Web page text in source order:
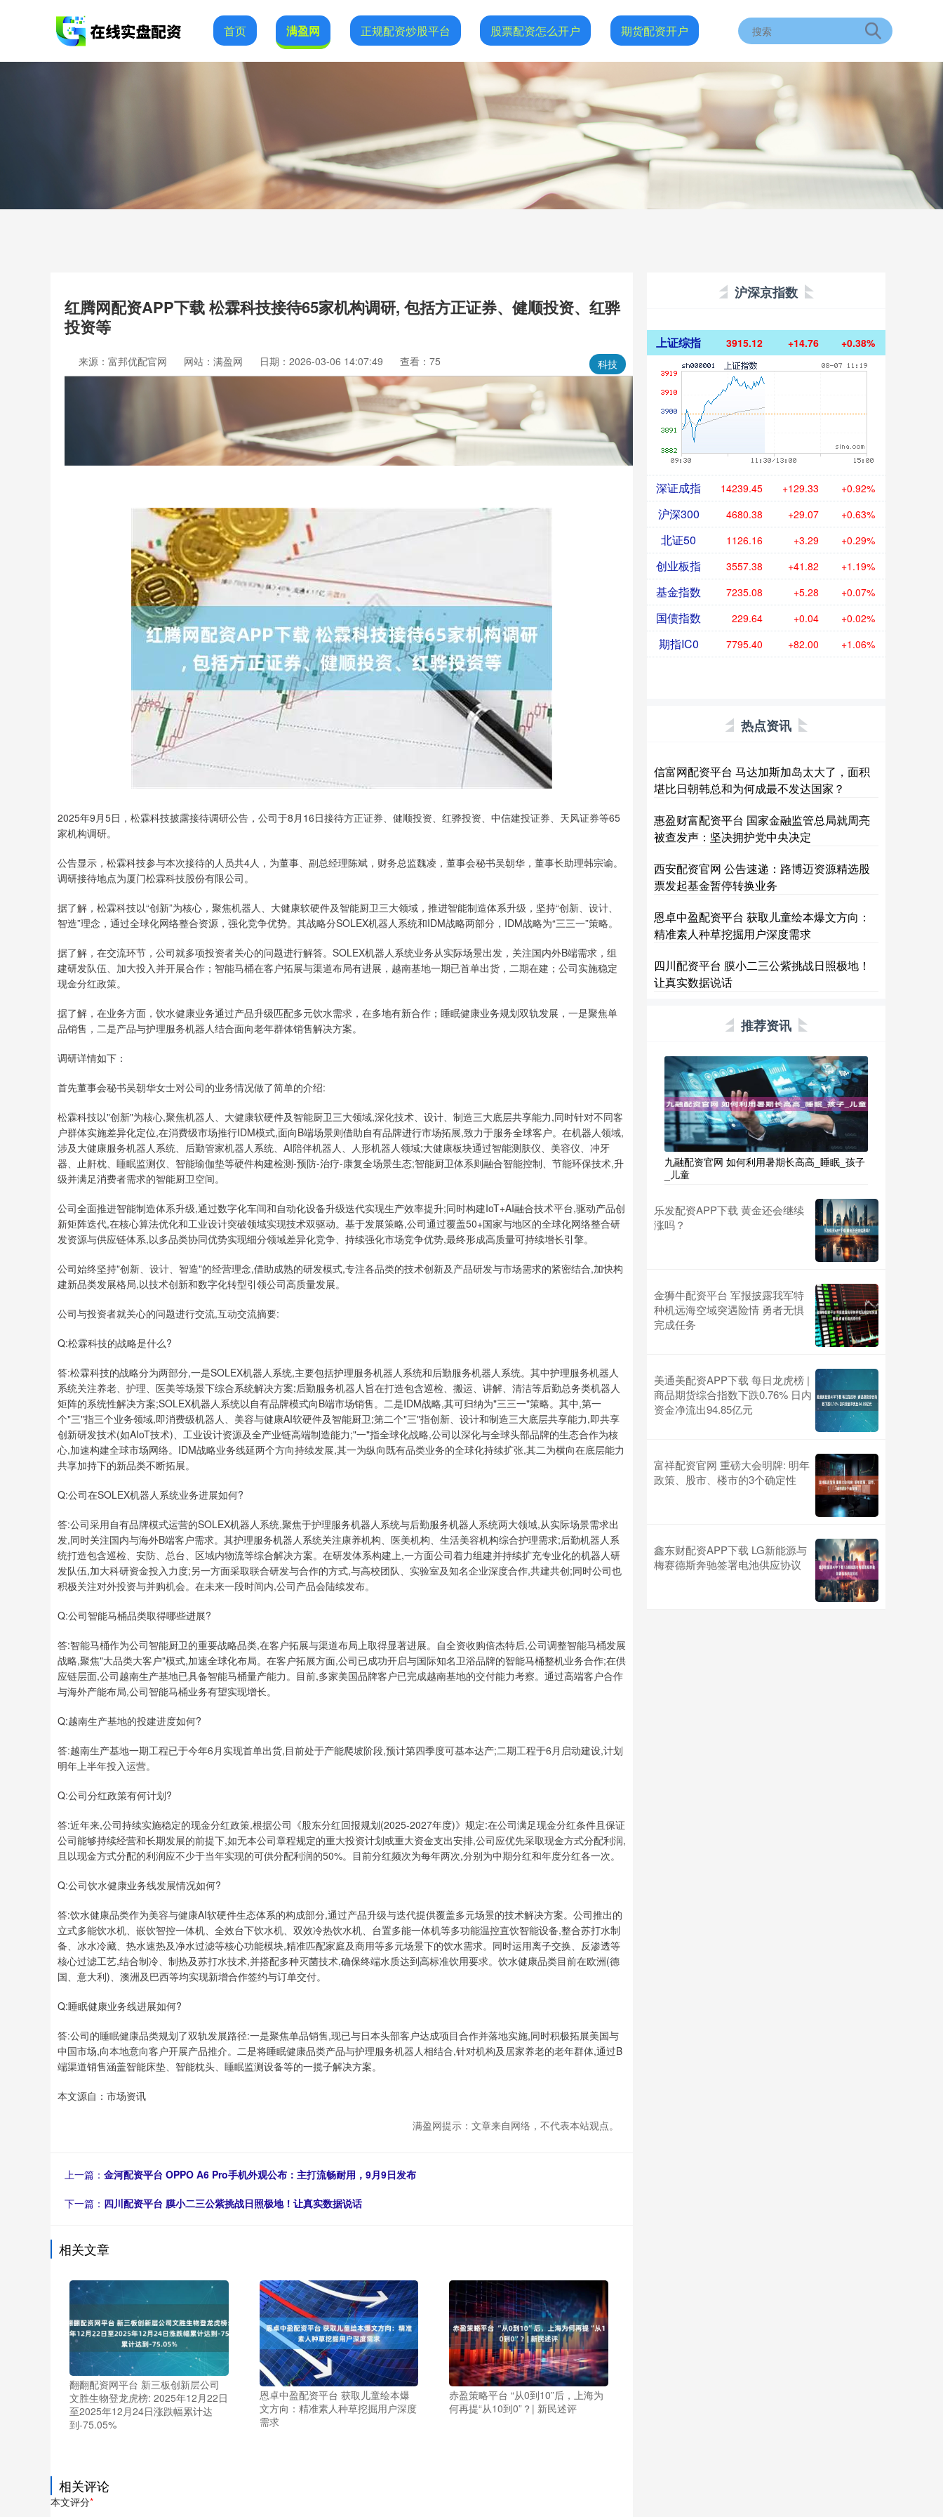
首页 满盈网 正规配资炒股平台 股票配资怎么开户 期货配资开户
红腾网配资APP下载 松霖科技接待65家机构调研, 包括方正证券、健顺投资、红骅
投资等
科技
来源：富邦优配官网 网站：满盈网 日期：2026-03-06 14:07:49 查看：75
2025年9月5日，松霖科技披露接待调研公告，公司于8月16日接待方正证券、健顺投资、红骅投资、中信建投证券、天风证券等65
家机构调研。
公告显示，松霖科技参与本次接待的人员共4人，为董事、副总经理陈斌，财务总监魏凌，董事会秘书吴朝华，董事长助理韩宗谕。
调研接待地点为厦门松霖科技股份有限公司。
据了解，松霖科技以“创新”为核心，聚焦机器人、大健康软硬件及智能厨卫三大领域，推进智能制造体系升级，坚持“创新、设计、
智造”理念，通过全球化网络整合资源，强化竞争优势。其战略分SOLEX机器人系统和IDM战略两部分，IDM战略为“三三一”策略。
据了解，在交流环节，公司就多项投资者关心的问题进行解答。SOLEX机器人系统业务从实际场景出发，关注国内外B端需求，组
建研发队伍、加大投入并开展合作；智能马桶在客户拓展与渠道布局有进展，越南基地一期已首单出货，二期在建；公司实施稳定
现金分红政策。
据了解，在业务方面，饮水健康业务通过产品升级匹配多元饮水需求，在多地有新合作；睡眠健康业务规划双轨发展，一是聚焦单
品销售，二是产品与护理服务机器人结合面向老年群体销售解决方案。
调研详情如下：
首先董事会秘书吴朝华女士对公司的业务情况做了简单的介绍:
松霖科技以"创新"为核心,聚焦机器人、大健康软硬件及智能厨卫三大领域,深化技术、设计、制造三大底层共享能力,同时针对不同客
户群体实施差异化定位,在消费级市场推行IDM模式,面向B端场景则借助自有品牌进行市场拓展,致力于服务全球客户。在机器人领域,
涉及大健康服务机器人系统、后勤管家机器人系统、AI陪伴机器人、人形机器人领域;大健康板块通过智能测肤仪、美容仪、冲牙
器、止鼾枕、睡眠监测仪、智能瑜伽垫等硬件构建检测-预防-治疗-康复全场景生态;智能厨卫体系则融合智能控制、节能环保技术,升
级并满足消费者需求的智能厨卫空间。
公司全面推进智能制造体系升级,通过数字化车间和自动化设备升级迭代实现生产效率提升;同时构建IoT+AI融合技术平台,驱动产品创
新矩阵迭代,在核心算法优化和工业设计突破领域实现技术双驱动。基于发展策略,公司通过覆盖50+国家与地区的全球化网络整合研
发资源与供应链体系,以多品类协同优势实现细分领域差异化竞争、持续强化市场竞争优势,最终形成高质量可持续增长引擎。
公司始终坚持"创新、设计、智造"的经营理念,借助成熟的研发模式,专注各品类的技术创新及产品研发与市场需求的紧密结合,加快构
建新品类发展格局,以技术创新和数字化转型引领公司高质量发展。
公司与投资者就关心的问题进行交流,互动交流摘要:
Q:松霖科技的战略是什么?
答:松霖科技的战略分为两部分,一是SOLEX机器人系统,主要包括护理服务机器人系统和后勤服务机器人系统。其中护理服务机器人
系统关注养老、护理、医美等场景下综合系统解决方案;后勤服务机器人旨在打造包含巡检、搬运、讲解、清洁等后勤总务类机器人
矩阵的系统性解决方案;SOLEX机器人系统以自有品牌模式向B端市场销售。二是IDM战略,其可归纳为"三三一"策略。其中,第一
个"三"指三个业务领域,即消费级机器人、美容与健康AI软硬件及智能厨卫;第二个"三"指创新、设计和制造三大底层共享能力,即共享
创新研发技术(如AIoT技术)、工业设计资源及全产业链高端制造能力;"一"指全球化战略,公司以深化与全球头部品牌的生态合作为核
心,加速构建全球市场网络。IDM战略业务线延两个方向持续发展,其一为纵向既有品类业务的全球化持续扩张,其二为横向在底层能力
共享加持下的新品类不断拓展。
Q:公司在SOLEX机器人系统业务进展如何?
答:公司采用自有品牌模式运营的SOLEX机器人系统,聚焦于护理服务机器人系统与后勤服务机器人系统两大领域,从实际场景需求出
发,同时关注国内与海外B端客户需求。其护理服务机器人系统关注康养机构、医美机构、生活美容机构综合护理需求;后勤机器人系
统打造包含巡检、安防、总台、区域内物流等综合解决方案。在研发体系构建上,一方面公司着力组建并持续扩充专业化的机器人研
发队伍,加大科研资金投入力度;另一方面采取联合研发与合作的方式,与高校团队、实验室及知名企业深度合作,共建共创;同时公司也
积极关注对外投资与并购机会。在未来一段时间内,公司产品会陆续发布。
Q:公司智能马桶品类取得哪些进展?
答:智能马桶作为公司智能厨卫的重要战略品类,在客户拓展与渠道布局上取得显著进展。自全资收购倍杰特后,公司调整智能马桶发展
战略,聚焦"大品类大客户"模式,加速全球化布局。在客户拓展方面,公司已成功开启与国际知名卫浴品牌的智能马桶整机业务合作;在供
应链层面,公司越南生产基地已具备智能马桶量产能力。目前,多家美国品牌客户已完成越南基地的交付能力考察。通过高端客户合作
与海外产能布局,公司智能马桶业务有望实现增长。
Q:越南生产基地的投建进度如何?
答:越南生产基地一期工程已于今年6月实现首单出货,目前处于产能爬坡阶段,预计第四季度可基本达产;二期工程于6月启动建设,计划
明年上半年投入运营。
Q:公司分红政策有何计划?
答:近年来,公司持续实施稳定的现金分红政策,根据公司《股东分红回报规划(2025-2027年度)》规定:在公司满足现金分红条件且保证
公司能够持续经营和长期发展的前提下,如无本公司章程规定的重大投资计划或重大资金支出安排,公司应优先采取现金方式分配利润,
且以现金方式分配的利润应不少于当年实现的可供分配利润的50%。目前分红频次为每年两次,分别为中期分红和年度分红各一次。
Q:公司饮水健康业务线发展情况如何?
答:饮水健康品类作为美容与健康AI软硬件生态体系的构成部分,通过产品升级与迭代提供覆盖多元场景的技术解决方案。公司推出的
立式多能饮水机、嵌饮智控一体机、全效台下饮水机、双效冷热饮水机、台置多能一体机等多功能温控直饮智能设备,整合苏打水制
备、冰水冷藏、热水速热及净水过滤等核心功能模块,精准匹配家庭及商用等多元场景下的饮水需求。同时运用离子交换、反渗透等
核心过滤工艺,结合制冷、制热及苏打水技术,并搭配多种灭菌技术,确保终端水质达到高标准饮用要求。饮水健康品类目前在欧洲(德
国、意大利)、澳洲及巴西等均实现新增合作签约与订单交付。
Q:睡眠健康业务线进展如何?
答:公司的睡眠健康品类规划了双轨发展路径:一是聚焦单品销售,现已与日本头部客户达成项目合作并落地实施,同时积极拓展美国与
中国市场,向本地意向客户开展产品推介。二是将睡眠健康品类产品与护理服务机器人相结合,针对机构及居家养老的老年群体,通过B
端渠道销售涵盖智能床垫、智能枕头、睡眠监测设备等的一揽子解决方案。
本文源自：市场资讯
满盈网提示：文章来自网络，不代表本站观点。
上一篇： 金河配资平台 OPPO A6 Pro手机外观公布：主打流畅耐用，9月9日发布
下一篇： 四川配资平台 膜小二三公紫挑战日照极地！让真实数据说话
相关文章
翻翻配资网平台 新三板创新层公司
文胜生物登龙虎榜: 2025年12月22日
至2025年12月24日涨跌幅累计达
到-75.05%
恩卓中盈配资平台 获取儿童绘本爆
文方向：精准素人种草挖掘用户深度
需求
赤盈策略平台 “从0到10”后，上海为
何再提“从10到0”？| 新民述评
相关评论
本文评分*
沪深京指数
上证综指 3915.12 +14.76 +0.38%
深证成指 14239.45 +129.33 +0.92%
沪深300 4680.38 +29.07 +0.63%
北证50 1126.16 +3.29 +0.29%
创业板指 3557.38 +41.82 +1.19%
基金指数 7235.08 +5.28 +0.07%
国债指数 229.64 +0.04 +0.02%
期指IC0 7795.40 +82.00 +1.06%
热点资讯
信富网配资平台 马达加斯加岛太大了，面积
堪比日朝韩总和为何成最不发达国家？
惠盈财富配资平台 国家金融监管总局就周亮
被查发声：坚决拥护党中央决定
西安配资官网 公告速递：路博迈资源精选股
票发起基金暂停转换业务
恩卓中盈配资平台 获取儿童绘本爆文方向：
精准素人种草挖掘用户深度需求
四川配资平台 膜小二三公紫挑战日照极地！
让真实数据说话
推荐资讯
九融配资官网 如何利用暑期长高高_睡眠_孩子
_儿童
乐发配资APP下载 黄金还会继续
涨吗？
金狮牛配资平台 军报披露我军特
种机远海空域突遇险情 勇者无惧
完成任务
美通美配资APP下载 每日龙虎榜 |
商品期货综合指数下跌0.76% 日内
资金净流出94.85亿元
富祥配资官网 重磅大会明牌: 明年
政策、股市、楼市的3个确定性
鑫东财配资APP下载 LG新能源与
梅赛德斯奔驰签署电池供应协议